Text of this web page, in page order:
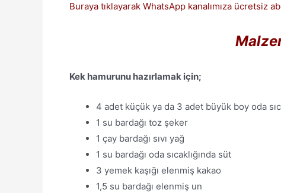
Buraya tıklayarak WhatsApp kanalımıza ücretsiz
Kek hamurunu hazırlamak için;
4 adet küçük ya da 3 adet büyük boy oda
1 su bardağı toz şeker
1 çay bardağı sıvı yağ
1 su bardağı oda sıcaklığında süt
3 yemek kaşığı elenmiş kakao
1,5 su bardağı elenmiş un